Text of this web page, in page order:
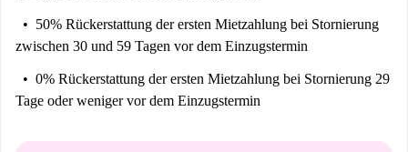
50% Rückerstattung der ersten Mietzahlung bei Stornierung
zwischen 30 und 59 Tagen vor dem Einzugstermin
0% Rückerstattung der ersten Mietzahlung bei Stornierung 29
Tage oder weniger vor dem Einzugstermin